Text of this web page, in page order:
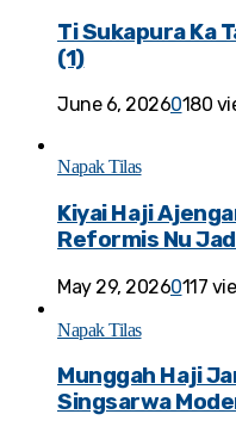
Ti Sukapura Ka
(1)
June 6, 20260180
Napak Tilas
Kiyai Haji
Reformis Nu
May 29, 20260117
Napak Tilas
Munggah Haji
Singsarwa